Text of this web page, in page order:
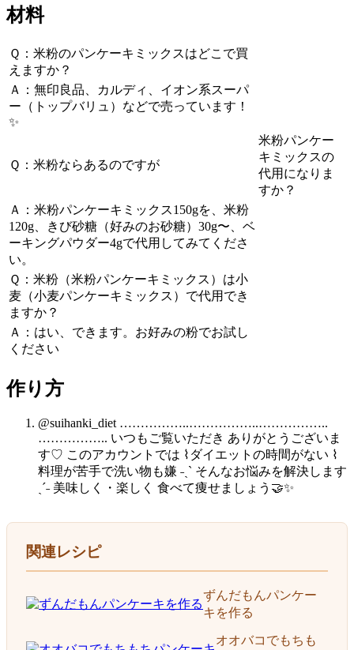
材料
Ｑ：米粉のパンケーキミックスはどこで買
えますか？
Ａ：無印良品、カルディ、イオン系スーパ
ー（トップバリュ）などで売っています！
✨
Ｑ：米粉ならあるのですが
米粉パンケー
キミックスの
代用になりま
すか？
Ａ：米粉パンケーキミックス150gを、米粉
120g、きび砂糖（好みのお砂糖）30g〜、ベ
ーキングパウダー4gで代用してみてくださ
い。
Ｑ：米粉（米粉パンケーキミックス）は小
麦（小麦パンケーキミックス）で代用でき
ますか？
Ａ：はい、できます。お好みの粉でお試し
ください
作り方
@suihanki_diet ……………..……………..……………..
…………….. いつもご覧いただき ありがとうございま
す♡ このアカウントでは ⌇ダイエットの時間がない ⌇
料理が苦手で洗い物も嫌 ˗ˏˋ そんなお悩みを解決します
ˎˊ˗ 美味しく・楽しく 食べて痩せましょう🤝✨
関連レシピ
ずんだもんパンケー
キを作る
オオバコでもちも